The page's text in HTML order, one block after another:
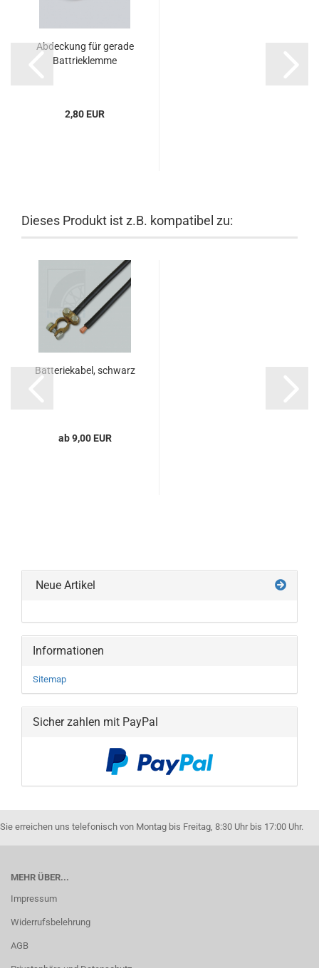
Abdeckung für gerade
Battrieklemme
2,80 EUR
Dieses Produkt ist z.B. kompatibel zu:
Batteriekabel, schwarz
ab 9,00 EUR
Neue Artikel
Informationen
Sitemap
Sicher zahlen mit PayPal
Sie erreichen uns telefonisch von Montag bis Freitag, 8:30 Uhr bis 17:00 Uhr.
MEHR ÜBER...
Impressum
Widerrufsbelehrung
AGB